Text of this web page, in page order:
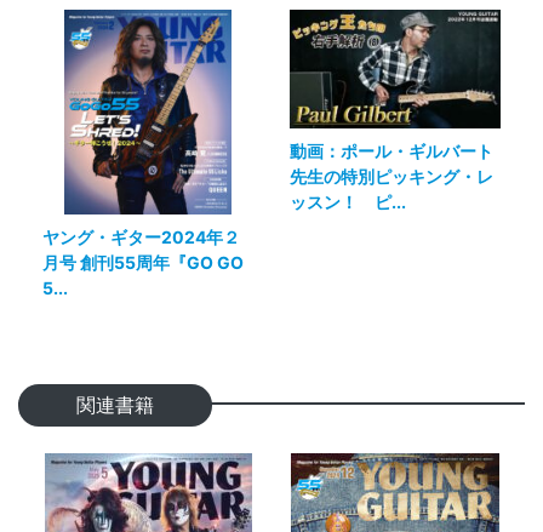
ヤング・ギター2024年２
月号 創刊55周年『GO GO
5...
動画：ポール・ギルバート
先生の特別ピッキング・レ
ッスン！ ピ...
関連書籍